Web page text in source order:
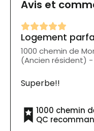
Avis et
Logement
1000 chemin de
(Ancien résident) -
Superbe!!
1000 chemin
QC